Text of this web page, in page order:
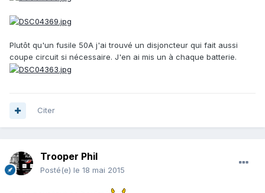
Plutôt qu'un fusile 50A j'ai trouvé un disjoncteur qui fait aussi
coupe circuit si nécessaire. J'en ai mis un à chaque batterie.
Citer
Trooper Phil
Posté(e) le 18 mai 2015